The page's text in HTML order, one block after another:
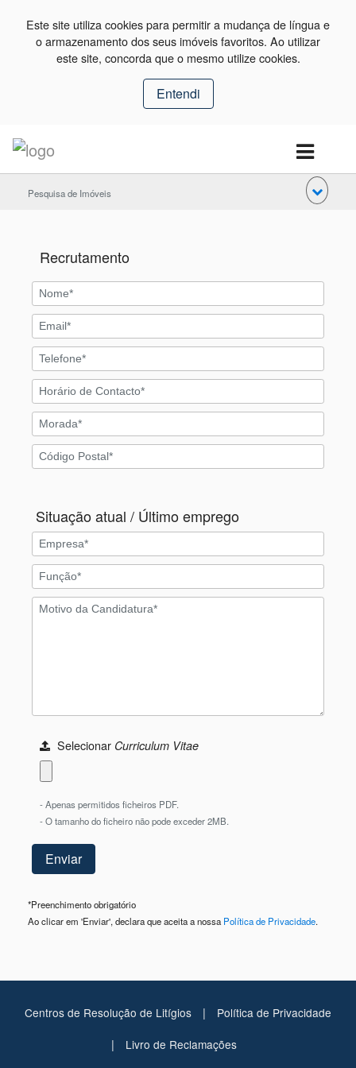
Este site utiliza cookies para permitir a mudança de língua e
o armazenamento dos seus imóveis favoritos. Ao utilizar
este site, concorda que o mesmo utilize cookies.
Entendi
Pesquisa de Imóveis
Recrutamento
Situação atual / Último emprego
Selecionar Curriculum Vitae
- Apenas permitidos ficheiros PDF.
- O tamanho do ficheiro não pode exceder 2MB.
*Preenchimento obrigatório
Ao clicar em 'Enviar', declara que aceita a nossa Política de Privacidade.
Centros de Resolução de Litígios | Política de Privacidade
| Livro de Reclamações